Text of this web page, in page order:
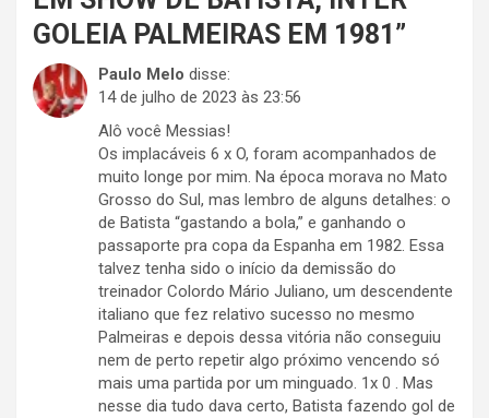
GOLEIA PALMEIRAS EM 1981 ”
Paulo Melo disse:
14 de julho de 2023 às 23:56
Alô você Messias!
Os implacáveis 6 x O, foram acompanhados de
muito longe por mim. Na época morava no Mato
Grosso do Sul, mas lembro de alguns detalhes: o
de Batista “gastando a bola,” e ganhando o
passaporte pra copa da Espanha em 1982. Essa
talvez tenha sido o início da demissão do
treinador Colordo Mário Juliano, um descendente
italiano que fez relativo sucesso no mesmo
Palmeiras e depois dessa vitória não conseguiu
nem de perto repetir algo próximo vencendo só
mais uma partida por um minguado. 1x 0 . Mas
nesse dia tudo dava certo, Batista fazendo gol de